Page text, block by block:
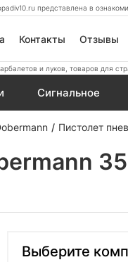
представлена в
Контакты Отзывы
и луков, товаров для
Сигнальное
Пистолет
Выберите